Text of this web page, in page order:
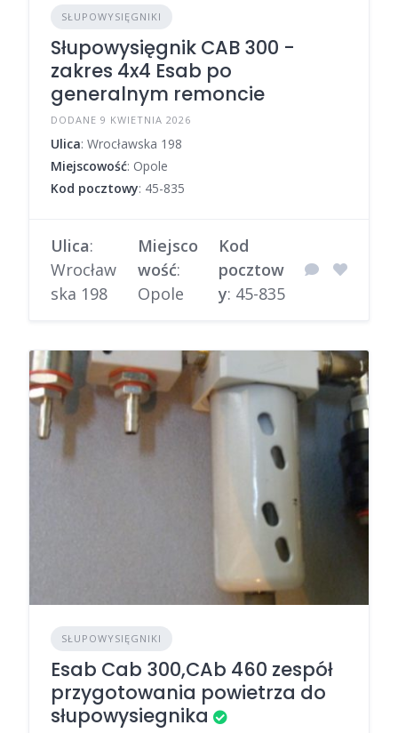
SŁUPOWYSIĘGNIKI
Słupowysięgnik CAB 300 -
zakres 4x4 Esab po
generalnym remoncie
DODANE 9 KWIETNIA 2026
Ulica: Wrocławska 198
Miejscowość: Opole
Kod pocztowy: 45-835
Ulica:
Wrocław
ska 198
Miejsco
wość:
Opole
Kod
pocztow
y: 45-835
SŁUPOWYSIĘGNIKI
Esab Cab 300,CAb 460 zespół
przygotowania powietrza do
słupowysiegnika